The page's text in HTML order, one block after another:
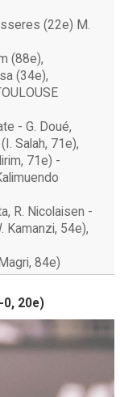
(22e) M.
(88e),
(34e),
- G. Doué,
( I. Salah, 71e),
, 71e) -
, R. Nicolaisen -
Kamanzi, 54e),
, 84e)
0, 20e)